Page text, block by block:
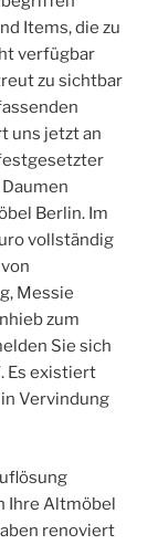
Items, die zu
verfügbar
zu sichtbar
uns jetzt an
Berlin. Im
vollständig
Messie
zum
Sie sich
Es existiert
Vervindung
Ihre Altmöbel
renoviert